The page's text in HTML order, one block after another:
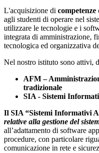
L'acquisizione di
agli studenti di operare nel
utilizzare le tecnologie e i
integrata di amministrazione,
tecnologica ed organizzativa
Nel nostro istituto sono attivi,
AFM –
tradizionale
SIA - Sistemi
Il SIA “Sistemi Informativi
relative alla gestione del
all’adattamento di software
procedure, con particolare
comunicazione in rete e